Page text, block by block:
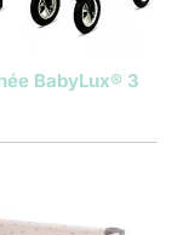
BabyLux® 3